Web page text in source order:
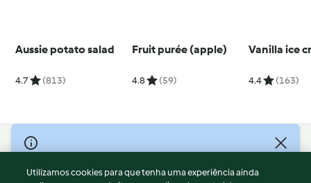
Aussie potato salad
4.7 (813)
Fruit purée (apple)
4.8 (59)
Vanilla ice
4.4 (163)
© Copyright 2026
Termos de Utilização
Utilizamos cookies para que tenha uma experiência ainda